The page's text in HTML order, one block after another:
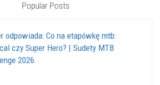
Popular Posts
odpowiada: Co na etapówkę mtb:
czy Super Hero? | Sudety MTB
2026